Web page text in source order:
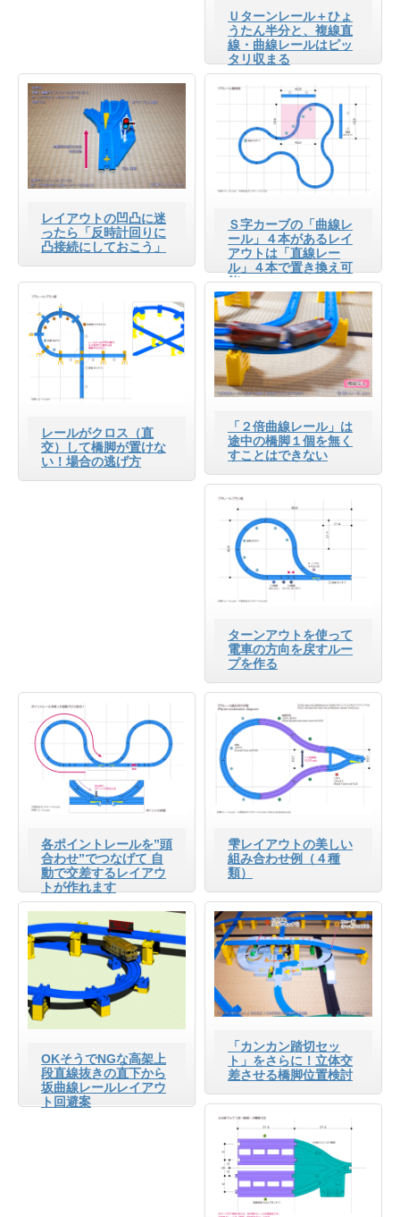
Ｕターンレール＋ひょ
うたん半分と、複線直
線・曲線レールはピッ
タリ収まる
レイアウトの凹凸に迷
ったら「反時計回りに
凸接続にしておこう」
Ｓ字カーブの「曲線レ
ール」４本があるレイ
アウトは「直線レー
ル」４本で置き換え可
能
レールがクロス（直
交）して橋脚が置けな
い！場合の逃げ方
「２倍曲線レール」は
途中の橋脚１個を無く
すことはできない
ターンアウトを使って
電車の方向を戻すルー
プを作る
各ポイントレールを”頭
合わせ”でつなげて 自
動で交差するレイアウ
トが作れます
雫レイアウトの美しい
組み合わせ例（４種
類）
OKそうでNGな高架上
段直線抜きの直下から
坂曲線レールレイアウ
ト回避案
「カンカン踏切セッ
ト」をさらに！立体交
差させる橋脚位置検討